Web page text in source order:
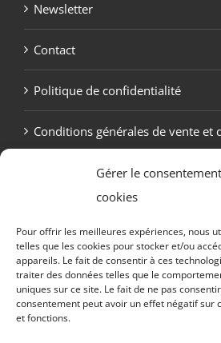
Gérer le
cookies
Pour offrir les meilleures expériences, nous
telles que les cookies pour stocker et/ou
appareils. Le fait de consentir à ces
traiter des données telles que le
uniques sur ce site. Le fait de ne pas
consentement peut avoir un effet négatif sur
et fonctions.
Newsletter
Contact
Politique de confidentialité
Conditions générales de vente et
Politique de cookies (UE)